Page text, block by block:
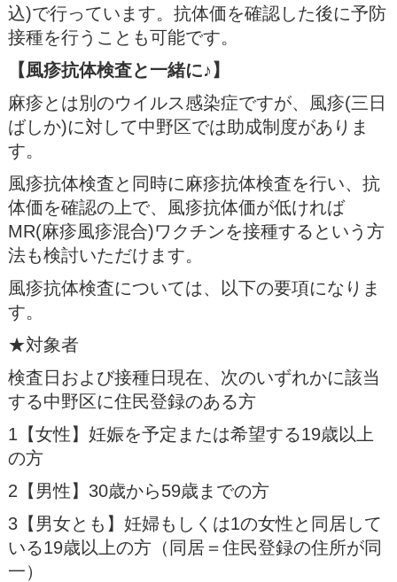
込)で行っています。抗体価を確認した後に予防
接種を行うことも可能です。
【風疹抗体検査と一緒に♪】
麻疹とは別のウイルス感染症ですが、風疹(三日
ばしか)に対して中野区では助成制度がありま
す。
風疹抗体検査と同時に麻疹抗体検査を行い、抗
体価を確認の上で、風疹抗体価が低ければ
MR(麻疹風疹混合)ワクチンを接種するという方
法も検討いただけます。
風疹抗体検査については、以下の要項になりま
す。
★対象者
検査日および接種日現在、次のいずれかに該当
する中野区に住民登録のある方
1【女性】妊娠を予定または希望する19歳以上
の方
2【男性】30歳から59歳までの方
3【男女とも】妊婦もしくは1の女性と同居して
いる19歳以上の方（同居＝住民登録の住所が同
一）